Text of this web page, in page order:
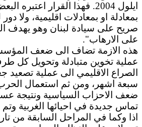
ايلول 2004. فهذا القرار
بمعادلة او بمعادلات اقليمية، ولا
صريح على سيادة لبنان وهو يهدف
على الارهاب".
هذه الازمة تضاف الى ضعف
عملية تخوين متبادلة وتحويل كل
الصراع الاقليمي الى عملية
سبعة اشهر، ومن ثم استعمال الحرب
ضعف الاحزاب السياسية ونتيجة
تماس جديدة في احيائها الغربية
اذا وكما في المراحل السابقة من